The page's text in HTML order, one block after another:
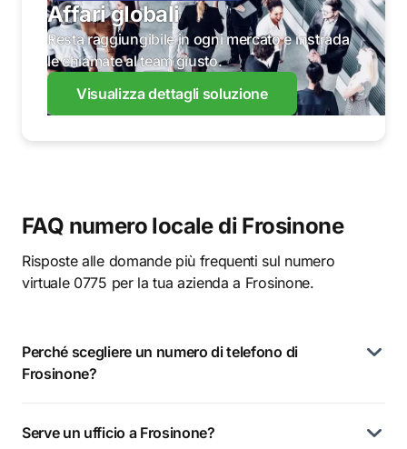
Affari globali
Resta raggiungibile in ogni mercato e instrada
le chiamate al team giusto.
Visualizza dettagli soluzione
FAQ numero locale di Frosinone
Risposte alle domande più frequenti sul numero
virtuale 0775 per la tua azienda a Frosinone.
Perché scegliere un numero di telefono di
Frosinone?
Serve un ufficio a Frosinone?